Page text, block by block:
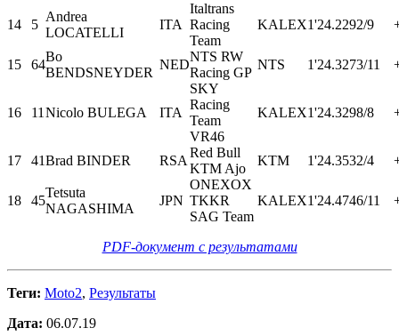
14 5
Andrea
LOCATELLI
ITA
Italtrans
Racing
Team
KALEX1'24.2292/9
15 64
Bo
BENDSNEYDER
NED
NTS RW
Racing GP
NTS 1'24.3273/11
16 11 Nicolo BULEGA ITA
SKY
Racing
Team
VR46
KALEX1'24.3298/8
17 41Brad BINDER RSA
Red Bull
KTM Ajo
KTM 1'24.3532/4
18 45
Tetsuta
NAGASHIMA
JPN
ONEXOX
TKKR
SAG Team
KALEX1'24.4746/11
PDF-документ с результатами
Теги: Moto2, Результаты
Дата: 06.07.19